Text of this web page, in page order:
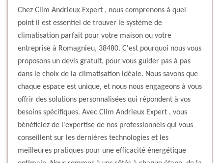
Chez Clim Andrieux Expert , nous comprenons à quel
point il est essentiel de trouver le système de
climatisation parfait pour votre maison ou votre
entreprise à Romagnieu, 38480. C'est pourquoi nous vous
proposons un devis gratuit, pour vous guider pas à pas
dans le choix de la climatisation idéale. Nous savons que
chaque espace est unique, et nous nous engageons à vous
offrir des solutions personnalisées qui répondent à vos
besoins spécifiques. Avec Clim Andrieux Expert , vous
bénéficiez de l'expertise de nos professionnels qui vous
conseillent sur les dernières technologies et les
meilleures pratiques pour une efficacité énergétique